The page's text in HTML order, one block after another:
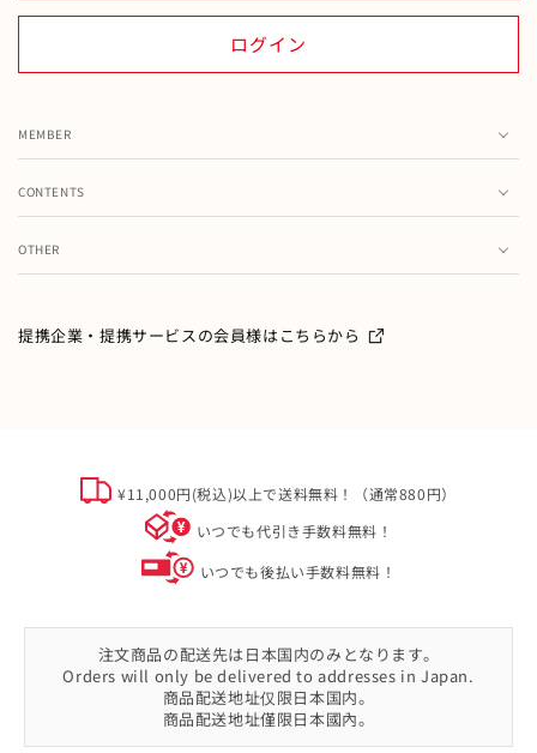
ログイン
MEMBER
注文履歴
メールマガジン
CONTENTS
て
OTHER
ご利用ガイド
個人情報について
ソーシャルメディアポリシー
提携企業・提携サービスの会員様はこちらから
¥11,000円(税込)以上で送料無料！（通常880円）
いつでも代引き手数料無料！
いつでも後払い手数料無料！
注文商品の配送先は日本国内のみとなります。
Orders will only be delivered to addresses in Japan.
商品配送地址仅限日本国内。
商品配送地址僅限日本國內。